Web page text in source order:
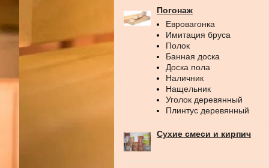
Погонаж
Евровагонка
Имитация бруса
Полок
Банная доска
Доска пола
Наличник
Нащельник
Уголок деревянный
Плинтус деревянный
Сухие смеси и кирпич